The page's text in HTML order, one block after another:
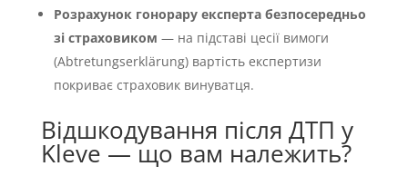
Розрахунок гонорару експерта безпосередньо
зі страховиком — на підставі цесії вимоги
(Abtretungserklärung) вартість експертизи
покриває страховик винуватця.
Відшкодування після ДТП у
Kleve — що вам належить?